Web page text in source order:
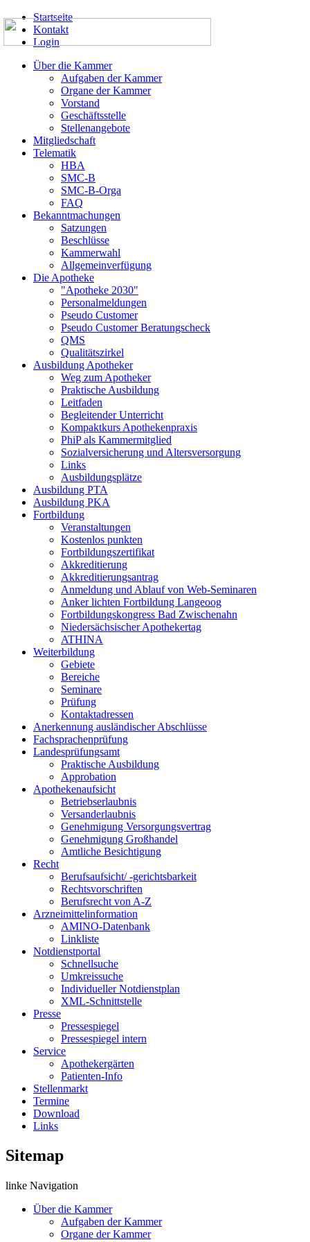
Startseite
Kontakt
Login
Über die Kammer
Aufgaben der Kammer
Organe der Kammer
Vorstand
Geschäftsstelle
Stellenangebote
Mitgliedschaft
Telematik
HBA
SMC-B
SMC-B-Orga
FAQ
Bekanntmachungen
Satzungen
Beschlüsse
Kammerwahl
Allgemeinverfügung
Die Apotheke
"Apotheke 2030"
Personalmeldungen
Pseudo Customer
Pseudo Customer Beratungscheck
QMS
Qualitätszirkel
Ausbildung Apotheker
Weg zum Apotheker
Praktische Ausbildung
Leitfaden
Begleitender Unterricht
Kompaktkurs Apothekenpraxis
PhiP als Kammermitglied
Sozialversicherung und Altersversorgung
Links
Ausbildungsplätze
Ausbildung PTA
Ausbildung PKA
Fortbildung
Veranstaltungen
Kostenlos punkten
Fortbildungszertifikat
Akkreditierung
Akkreditierungsantrag
Anmeldung und Ablauf von Web-Seminaren
Anker lichten Fortbildung Langeoog
Fortbildungskongress Bad Zwischenahn
Niedersächsischer Apothekertag
ATHINA
Weiterbildung
Gebiete
Bereiche
Seminare
Prüfung
Kontaktadressen
Anerkennung ausländischer Abschlüsse
Fachsprachenprüfung
Landesprüfungsamt
Praktische Ausbildung
Approbation
Apothekenaufsicht
Betriebserlaubnis
Versanderlaubnis
Genehmigung Versorgungsvertrag
Genehmigung Großhandel
Amtliche Besichtigung
Recht
Berufsaufsicht/ -gerichtsbarkeit
Rechtsvorschriften
Berufsrecht von A-Z
Arzneimittelinformation
AMINO-Datenbank
Linkliste
Notdienstportal
Schnellsuche
Umkreissuche
Individueller Notdienstplan
XML-Schnittstelle
Presse
Pressespiegel
Pressespiegel intern
Service
Apothekergärten
Patienten-Info
Stellenmarkt
Termine
Download
Links
Sitemap
linke Navigation
Über die Kammer
Aufgaben der Kammer
Organe der Kammer